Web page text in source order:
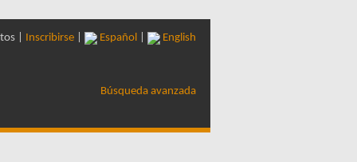
| Inscribirse Español English
Búsqueda avanzada